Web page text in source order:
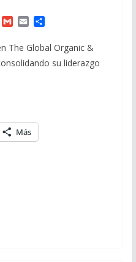
G
a
i
l
E
a
i
l
C
m
p
a
The Global Organic &
su liderazgo
Más